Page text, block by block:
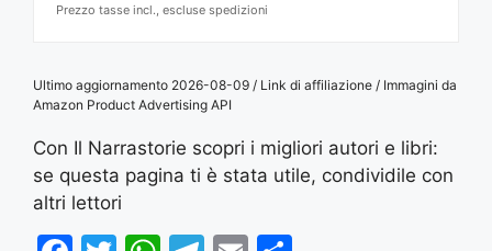
Prezzo tasse incl., escluse spedizioni
Ultimo aggiornamento 2026-08-09 / Link di affiliazione / Immagini da
Amazon Product Advertising API
Con Il Narrastorie scopri i migliori autori e libri:
se questa pagina ti è stata utile, condividile con
altri lettori